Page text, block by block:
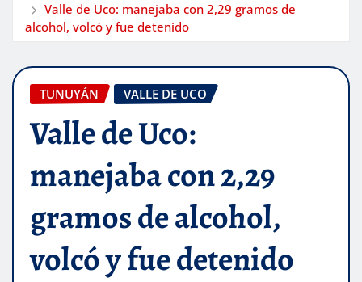
Valle de Uco: manejaba con 2,29 gramos de
alcohol, volcó y fue detenido
TUNUYÁN VALLE DE UCO
Valle de Uco:
manejaba con 2,29
gramos de alcohol,
volcó y fue detenido